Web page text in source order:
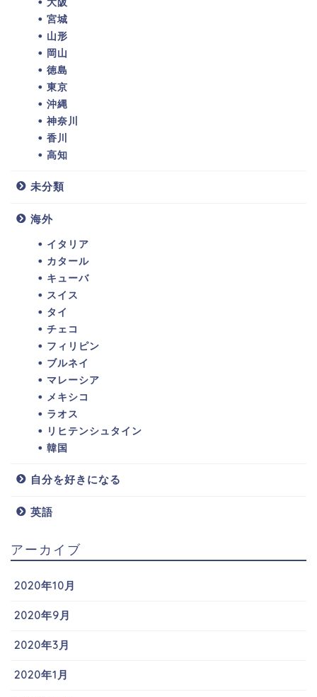
宮城
山形
岡山
徳島
東京
沖縄
神奈川
香川
高知
未分類
海外
イタリア
カタール
キューバ
スイス
タイ
チェコ
フィリピン
ブルネイ
マレーシア
メキシコ
ラオス
リヒテンシュタイン
韓国
自分を好きになる
英語
アーカイブ
2020年10月
2020年9月
2020年3月
2020年1月